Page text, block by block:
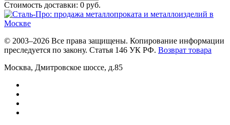
Стоимость доставки: 0 руб.
© 2003–2026 Все права защищены. Копирование информации
преследуется по закону. Статья 146 УК РФ. Возврат товара
Москва, Дмитровское шоссе, д.85